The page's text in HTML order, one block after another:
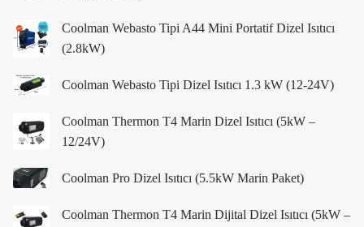
Coolman Webasto Tipi A44 Mini Portatif Dizel Isıtıcı
(2.8kW)
Coolman Webasto Tipi Dizel Isıtıcı 1.3 kW (12-24V)
Coolman Thermon T4 Marin Dizel Isıtıcı (5kW –
12/24V)
Coolman Pro Dizel Isıtıcı (5.5kW Marin Paket)
Coolman Thermon T4 Marin Dijital Dizel Isıtıcı (5kW –